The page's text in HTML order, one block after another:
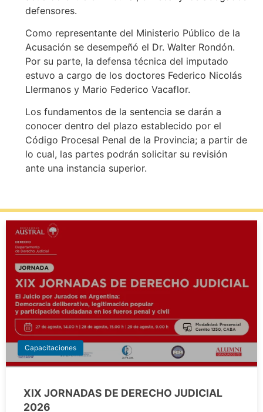
defensores.
Como representante del Ministerio Público de la
Acusación se desempeñó el Dr. Walter Rondón.
Por su parte, la defensa técnica del imputado
estuvo a cargo de los doctores Federico Nicolás
Llermanos y Mario Federico Vacaflor.
Los fundamentos de la sentencia se darán a
conocer dentro del plazo establecido por el
Código Procesal Penal de la Provincia; a partir de
lo cual, las partes podrán solicitar su revisión
ante una instancia superior.
Capacitaciones
XIX JORNADAS DE DERECHO JUDICIAL
2026